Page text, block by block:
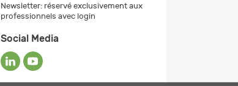
Newsletter: réservé exclusivement aux
professionnels avec login
Social Media